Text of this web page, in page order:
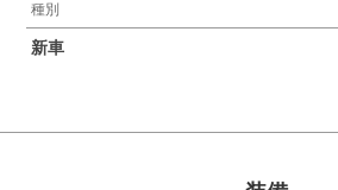
種別
新車